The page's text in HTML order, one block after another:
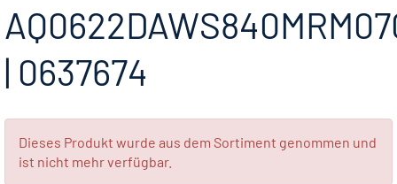
| 0637674
Dieses Produkt wurde aus dem Sortiment genommen und
ist nicht mehr verfügbar.